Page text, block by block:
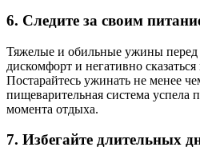
6. Следите за своим
Тяжелые и обильные ужины перед
дискомфорт и негативно
Постарайтесь ужинать не менее
пищеварительная система успела
момента отдыха.
7. Избегайте длительных